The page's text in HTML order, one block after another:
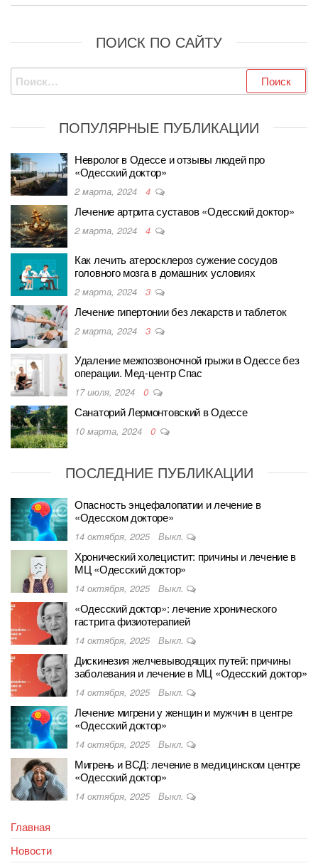
ПОИСК ПО САЙТУ
Найти:
ПОПУЛЯРНЫЕ ПУБЛИКАЦИИ
Невролог в Одессе и отзывы людей про
«Одесский доктор»
2 марта, 2024 4
Лечение артрита суставов «Одесский доктор»
2 марта, 2024 4
Как лечить атеросклероз сужение сосудов
головного мозга в домашних условиях
2 марта, 2024 3
Лечение гипертонии без лекарств и таблеток
2 марта, 2024 3
Удаление межпозвоночной грыжи в Одессе без
операции. Мед-центр Спас
17 июля, 2024 0
Санаторий Лермонтовский в Одессе
10 марта, 2024 0
ПОСЛЕДНИЕ ПУБЛИКАЦИИ
Опасность энцефалопатии и лечение в
«Одесском докторе»
14 октября, 2025 Выкл.
Хронический холецистит: причины и лечение в
МЦ «Одесский доктор»
14 октября, 2025 Выкл.
«Одесский доктор»: лечение хронического
гастрита физиотерапией
14 октября, 2025 Выкл.
Дискинезия желчевыводящих путей: причины
заболевания и лечение в МЦ «Одесский доктор»
14 октября, 2025 Выкл.
Лечение мигрени у женщин и мужчин в центре
«Одесский доктор»
14 октября, 2025 Выкл.
Мигрень и ВСД: лечение в медицинском центре
«Одесский доктор»
14 октября, 2025 Выкл.
Главная
Новости